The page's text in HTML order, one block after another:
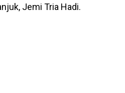
Jemi Tria Hadi.